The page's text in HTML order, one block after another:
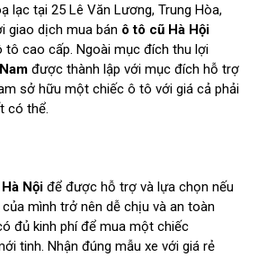
lạc tại 25 Lê Văn Lương, Trung Hòa,
giao dịch mua bán ô tô cũ Hà Hội
tô cao cấp. Ngoài mục đích thu lợi
được thành lập với mục đích hỗ trợ
sở hữu một chiếc ô tô với giá cả phải
có thể.
Nội để được hỗ trợ và lựa chọn nếu
mình trở nên dễ chịu và an toàn
đủ kinh phí để mua một chiếc
tinh. Nhận đúng mẫu xe với giá rẻ